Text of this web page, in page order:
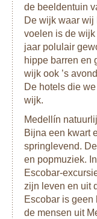
de beeldentuin
De wijk waar
voelen is de
jaar polulair
hippe barren en
wijk ook ’s
De hotels die
wijk.
Medellín
Bijna een kwart
springlevend.
en popmuziek.
Escobar-
zijn leven en uit
Escobar is geen
de mensen uit